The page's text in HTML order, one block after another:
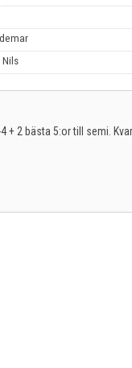
Nils
+ 2 bästa 5:or till semi.